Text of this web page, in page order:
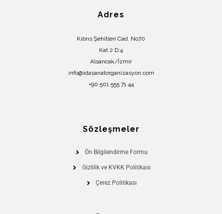
Adres
Kıbrıs Şehitleri Cad. No70
Kat:2 D:4
Alsancak/İzmir
info@idasanatorganizasyon.com
+90 501 555 71 44
Sözleşmeler
Ön Bilgilendirme Formu
Gizlilik ve KVKK Politikası
Çerez Politikası